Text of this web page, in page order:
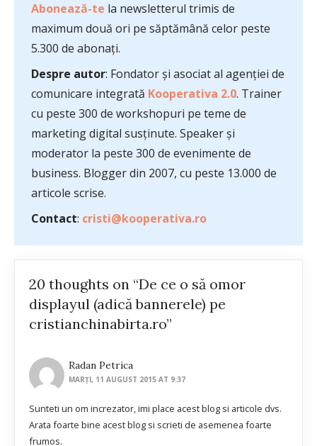
Abonează-te la newsletterul trimis de
maximum două ori pe săptămână celor peste
5.300 de abonați.
Despre autor: Fondator și asociat al agenției de
comunicare integrată Kooperativa 2.0. Trainer
cu peste 300 de workshopuri pe teme de
marketing digital susținute. Speaker și
moderator la peste 300 de evenimente de
business. Blogger din 2007, cu peste 13.000 de
articole scrise.
Contact: cristi@kooperativa.ro
20 thoughts on “De ce o să omor
displayul (adică bannerele) pe
cristianchinabirta.ro”
Radan Petrica
MARȚI, 11 AUGUST 2015 AT 9:37
Sunteti un om increzator, imi place acest blog si articole dvs.
Arata foarte bine acest blog si scrieti de asemenea foarte
frumos.